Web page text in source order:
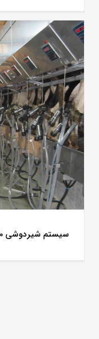
سیستم شیردوشی 40*2 دامداری آقای قدرتی